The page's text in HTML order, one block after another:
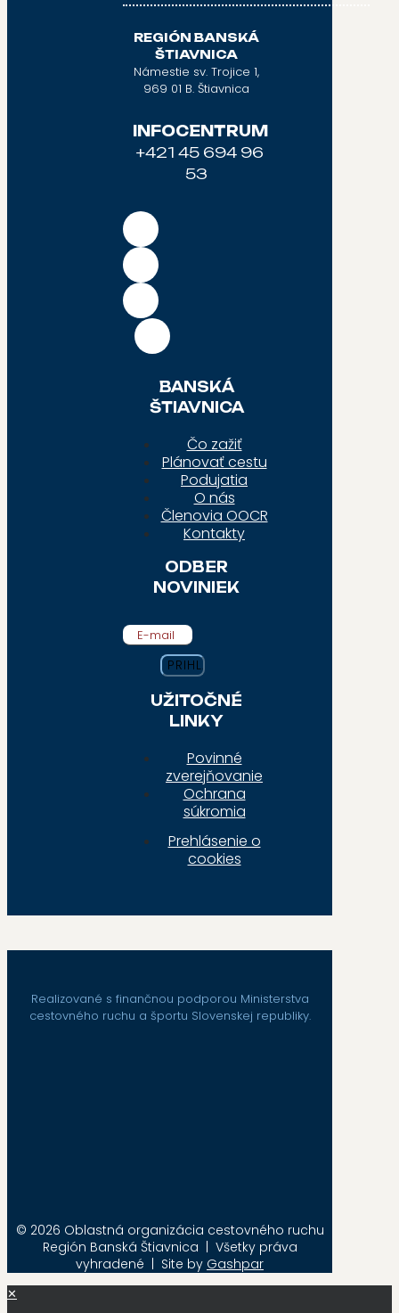
REGIÓN BANSKÁ
ŠTIAVNICA
Námestie sv. Trojice 1,
969 01 B. Štiavnica
INFOCENTRUM
+421 45 694 96
53
BANSKÁ
ŠTIAVNICA
Čo zažiť
Plánovať cestu
Podujatia
O nás
Členovia OOCR
Kontakty
ODBER
NOVINIEK
E-mail
UŽITOČNÉ
LINKY
Povinné
zverejňovanie
Ochrana
súkromia
Prehlásenie o
cookies
Realizované s finančnou podporou Ministerstva
cestovného ruchu a športu Slovenskej republiky.
© 2026 Oblastná organizácia cestovného ruchu
Región Banská Štiavnica | Všetky práva
vyhradené | Site by Gashpar
✕